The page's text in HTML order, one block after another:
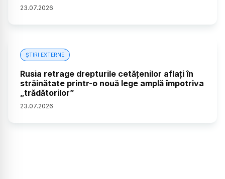
23.07.2026
ȘTIRI EXTERNE
Rusia retrage drepturile cetățenilor aflați în
străinătate printr-o nouă lege amplă împotriva
„trădătorilor”
23.07.2026